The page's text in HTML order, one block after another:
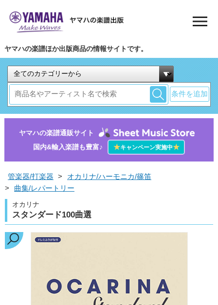
ヤマハの楽譜ほか出版商品の情報サイトです。
条件を追加
ヤマハの楽譜通販サイト
国内&輸入楽譜も豊富♪
★キャンペーン実施中★
管楽器/打楽器 >
オカリナ/ハーモニカ/篠笛
>
曲集/レパートリー
オカリナ
スタンダード100曲選